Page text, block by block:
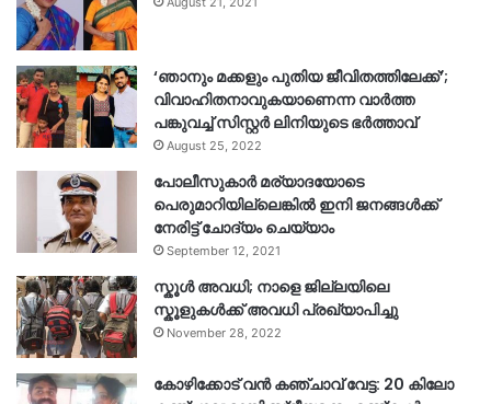
‘ഞാനും മക്കളും പുതിയ ജീവിതത്തിലേക്ക്’;
വിവാഹിതനാവുകയാണെന്ന വാർത്ത
പങ്കുവച്ച് സിസ്റ്റർ ലിനിയുടെ ഭർത്താവ്
August 25, 2022
പോലീസുകാര്‍ മര്യാദയോടെ
പെരുമാറിയില്ലെങ്കില്‍ ഇനി ജനങ്ങള്‍ക്ക്
നേരിട്ട് ചോദ്യം ചെയ്യാം
September 12, 2021
സ്കൂൾ അവധി; നാളെ ജില്ലയിലെ
സ്കൂളുകൾക്ക് അവധി പ്രഖ്യാപിച്ചു
November 28, 2022
കോഴിക്കോട് വൻ കഞ്ചാവ് വേട്ട: 20 കിലോ